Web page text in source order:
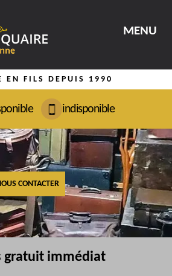
MENU
EN FILS DEPUIS 1990
indisponible
CONTACTER
gratuit immédiat